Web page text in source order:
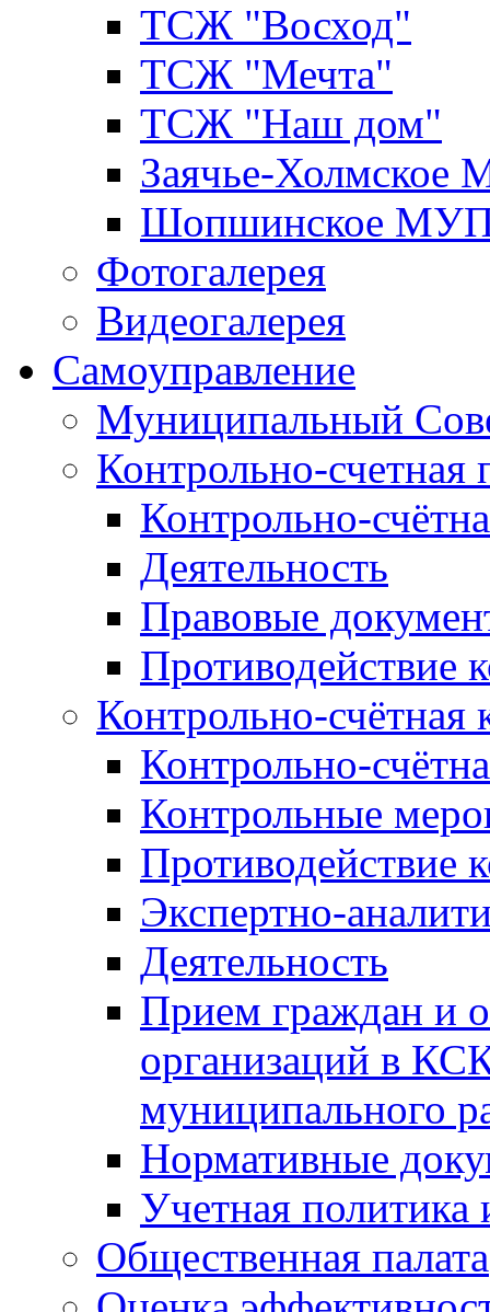
ТСЖ "Восход"
ТСЖ "Мечта"
ТСЖ "Наш дом"
Заячье-
Шопшинское
Фотогалерея
Видеогалерея
Самоуправление
Муниципальный
Контрольно-счетная
Контрольно-
Деятельность
Правовые
Противодействие
Контрольно-счётная
Контрольно-
Контрольные
Противодействие
Экспертно-
Деятельность
Прием граждан и
организаций в
муниципального
Нормативные
Учетная политика
Общественная палата